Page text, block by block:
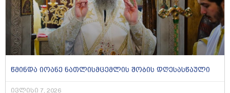
წმინდა იოანე ნათლისმცემლის შობის დღესასწაული
ივლისი 7, 2026